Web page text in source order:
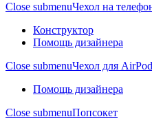
Close submenuЧехол на
Конструктор
Помощь дизайнера
Close submenuЧехол для
Помощь дизайнера
Close submenuПопсокет